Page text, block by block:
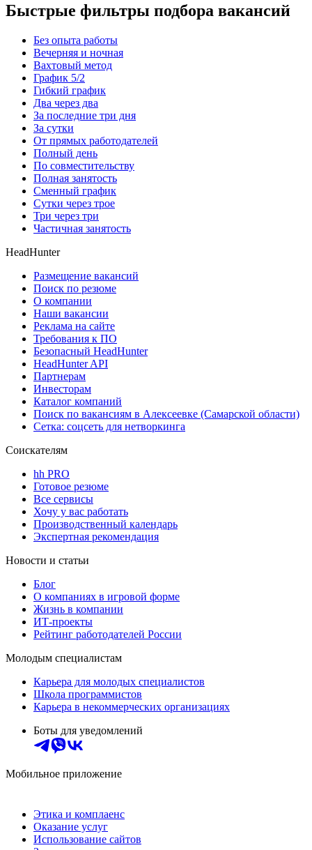
Быстрые фильтры подбора вакансий
Без опыта работы
Вечерняя и ночная
Вахтовый метод
График 5/2
Гибкий график
Два через два
За последние три дня
За сутки
От прямых работодателей
Полный день
По совместительству
Полная занятость
Сменный график
Сутки через трое
Три через три
Частичная занятость
HeadHunter
Размещение вакансий
Поиск по резюме
О компании
Наши вакансии
Реклама на сайте
Требования к ПО
Безопасный HeadHunter
HeadHunter API
Партнерам
Инвесторам
Каталог компаний
Поиск по вакансиям в Алексеевке (Самарской области)
Сетка: соцсеть для нетворкинга
Соискателям
hh PRO
Готовое резюме
Все сервисы
Хочу у вас работать
Производственный календарь
Экспертная рекомендация
Новости и статьи
Блог
О компаниях в игровой форме
Жизнь в компании
ИТ-проекты
Рейтинг работодателей России
Молодым специалистам
Карьера для молодых специалистов
Школа программистов
Карьера в некоммерческих организациях
Боты для уведомлений
Мобильное приложение
Этика и комплаенс
Оказание услуг
Использование сайтов